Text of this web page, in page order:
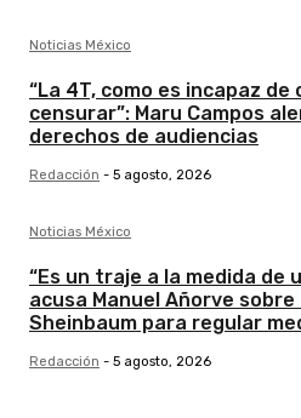
Noticias México
“La 4T, como es incapaz
censurar”: Maru Campos
derechos de audiencias
Redacción - 5 agosto, 2026
Noticias México
“Es un traje a la medida de
acusa Manuel Añorve
Sheinbaum para regular
Redacción - 5 agosto, 2026